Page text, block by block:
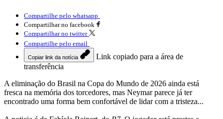
Compartilhe pelo whatsapp
Compartilhar no facebook
Compartilhar no twitter
Compartilhe pelo email
Copiar link da notícia
Link copiado para a área de
transferência
A eliminação do Brasil na Copa do Mundo de 2026 ainda está
fresca na memória dos torcedores, mas Neymar parece já ter
encontrado uma forma bem confortável de lidar com a tristeza...